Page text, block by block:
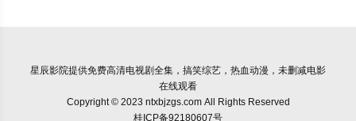
星辰影院提供免费高清电视剧全集，搞笑综艺，热血动漫，未删减电影
在线观看
Copyright © 2023 ntxbjzgs.com All Rights Reserved
桂ICP备92180607号